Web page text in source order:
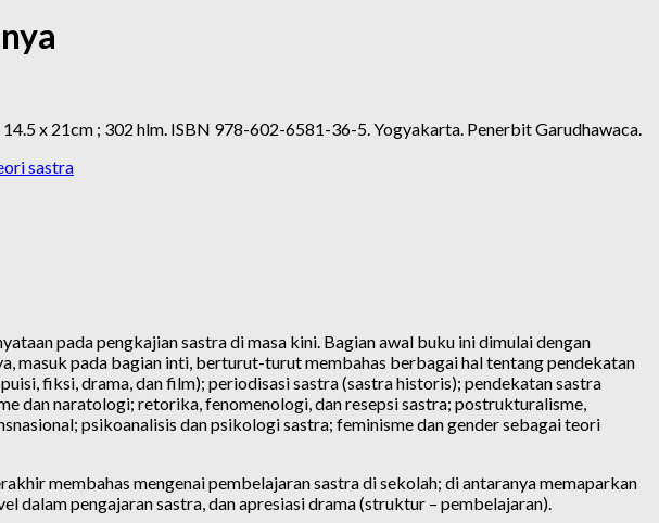
x 21cm ; 302 hlm. ISBN 978-602-6581-36-5. Yogyakarta. Penerbit Garudhawaca.
sastra
pada pengkajian sastra di masa kini. Bagian awal buku ini dimulai dengan
masuk pada bagian inti, berturut-turut membahas berbagai hal tentang pendekatan
fiksi, drama, dan film); periodisasi sastra (sastra historis); pendekatan sastra
dan naratologi; retorika, fenomenologi, dan resepsi sastra; postrukturalisme,
psikoanalisis dan psikologi sastra; feminisme dan gender sebagai teori
membahas mengenai pembelajaran sastra di sekolah; di antaranya memaparkan
pengajaran sastra, dan apresiasi drama (struktur – pembelajaran).